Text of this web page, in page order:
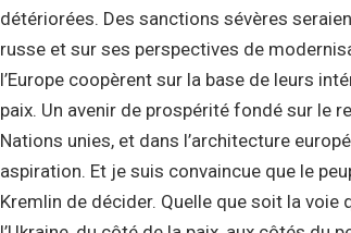
détériorées. Des sanctions sévères
russe et sur ses perspectives de
l’Europe coopèrent sur la base de leurs
paix. Un avenir de prospérité fondé sur le
Nations unies, et dans l’architecture
aspiration. Et je suis convaincue que le
Kremlin de décider. Quelle que soit la voie